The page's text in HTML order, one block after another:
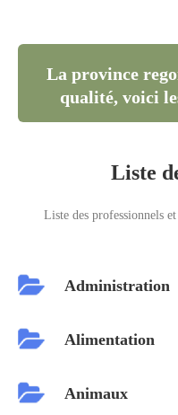
La province
qualité, voici
Liste
Liste des professionnels
Administration
Alimentation
Animaux